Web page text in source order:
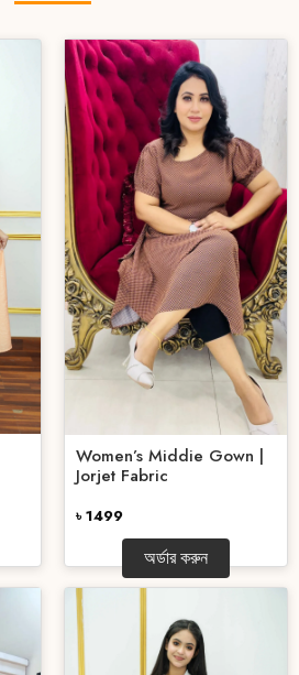
Women’s Middie Gown |
Jorjet Fabric
৳ 1499
অর্ডার করুন